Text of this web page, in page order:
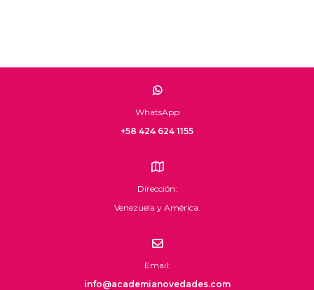
WhatsApp
+58 424 624 1155
Dirección:
Venezuela y América.
Email:
info@academianovedades.com